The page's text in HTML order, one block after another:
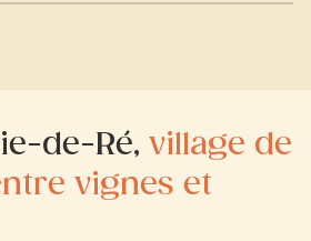
de-Ré, village de
vignes et